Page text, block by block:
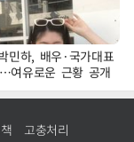
민하, 배우·국가대표
여유로운 근황 공개
고충처리